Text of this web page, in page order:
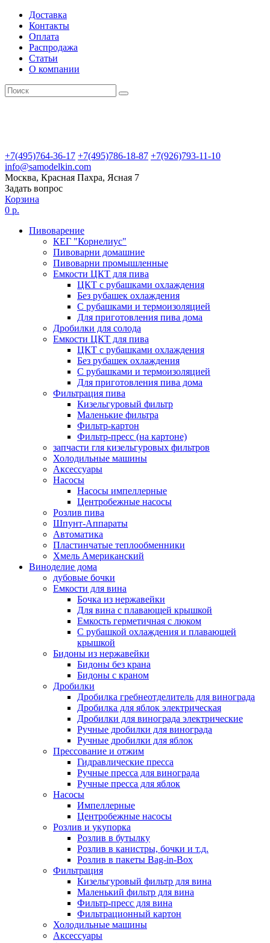
Доставка
Контакты
Оплата
Распродажа
Статьи
О компании
+7(495)764-36-17 +7(495)786-18-87 +7(926)793-11-10
info@samodelkin.com
Москва, Красная Пахра, Ясная 7
Задать вопрос
Корзина
0 р.
Пивоварение
КЕГ "Корнелиус"
Пивоварни домашние
Пивоварни промышленные
Емкости ЦКТ для пива
ЦКТ с рубашками охлаждения
Без рубашек охлаждения
С рубашками и термоизоляцией
Для приготовления пива дома
Дробилки для солода
Емкости ЦКТ для пива
ЦКТ с рубашками охлаждения
Без рубашек охлаждения
С рубашками и термоизоляцией
Для приготовления пива дома
Фильтрация пива
Кизельгуровый фильтр
Маленькие фильтра
Фильтр-картон
Фильтр-пресс (на картоне)
запчасти гля кизельгуровых фильтров
Холодильные машины
Аксессуары
Насосы
Насосы импеллерные
Центробежные насосы
Розлив пива
Шпунт-Аппараты
Автоматика
Пластинчатые теплообменники
Хмель Американский
Виноделие дома
дубовые бочки
Емкости для вина
Бочка из нержавейки
Для вина с плавающей крышкой
Емкость герметичная с люком
С рубашкой охлаждения и плавающей
крышкой
Бидоны из нержавейки
Бидоны без крана
Бидоны с краном
Дробилки
Дробилка гребнеотделитель для винограда
Дробилка для яблок электрическая
Дробилки для винограда электрические
Ручные дробилки для винограда
Ручные дробилки для яблок
Прессование и отжим
Гидравлические пресса
Ручные пресса для винограда
Ручные пресса для яблок
Насосы
Импеллерные
Центробежные насосы
Розлив и укупорка
Розлив в бутылку
Розлив в канистры, бочки и т.д.
Розлив в пакеты Bag-in-Box
Фильтрация
Кизельгуровый фильтр для вина
Маленький фильтр для вина
Фильтр-пресс для вина
Фильтрационный картон
Холодильные машины
Аксессуары